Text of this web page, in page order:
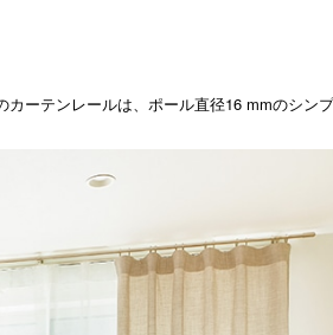
カーテンレールは、ポール直径16 mmのシン